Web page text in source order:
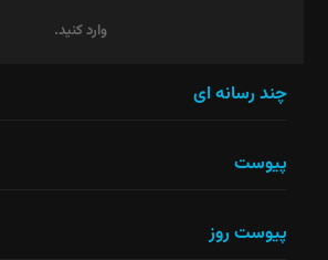
وارد کنید.
نباید
چند رسانه ای
پیوست
پیوست روز